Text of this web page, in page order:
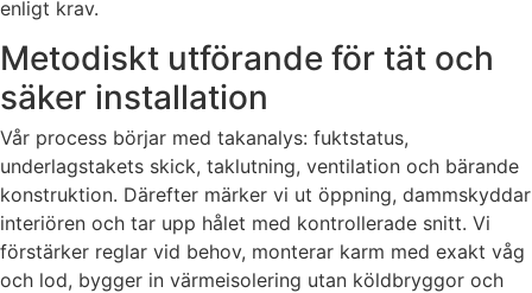
enligt krav.
Metodiskt utförande för tät och
säker installation
Vår process börjar med takanalys: fuktstatus,
underlagstakets skick, taklutning, ventilation och bärande
konstruktion. Därefter märker vi ut öppning, dammskyddar
interiören och tar upp hålet med kontrollerade snitt. Vi
förstärker reglar vid behov, monterar karm med exakt våg
och lod, bygger in värmeisolering utan köldbryggor och